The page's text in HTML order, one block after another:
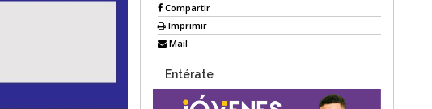
Compartir
Imprimir
Mail
Entérate